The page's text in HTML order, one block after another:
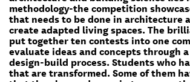
methodology-the competition
that needs to be done in architecture
create adapted living spaces. The
put together ten contests into one
evaluate ideas and concepts through
design-build process. Students who
that are transformed. Some of them